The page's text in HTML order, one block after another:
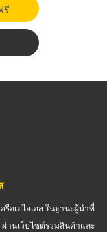
รี
อเอไอเอส ในฐานะผู้นำที่
านเว็บไซต์รวมสินค้าและ